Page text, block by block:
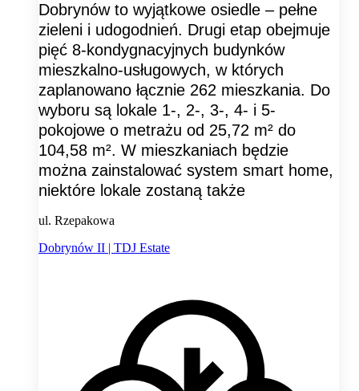
Dobrynów to wyjątkowe osiedle – pełne
zieleni i udogodnień. Drugi etap obejmuje
pięć 8-kondygnacyjnych budynków
mieszkalno-usługowych, w których
zaplanowano łącznie 262 mieszkania. Do
wyboru są lokale 1-, 2-, 3-, 4- i 5-
pokojowe o metrażu od 25,72 m² do
104,58 m². W mieszkaniach będzie
można zainstalować system smart home,
niektóre lokale zostaną także
ul. Rzepakowa
Dobrynów II | TDJ Estate